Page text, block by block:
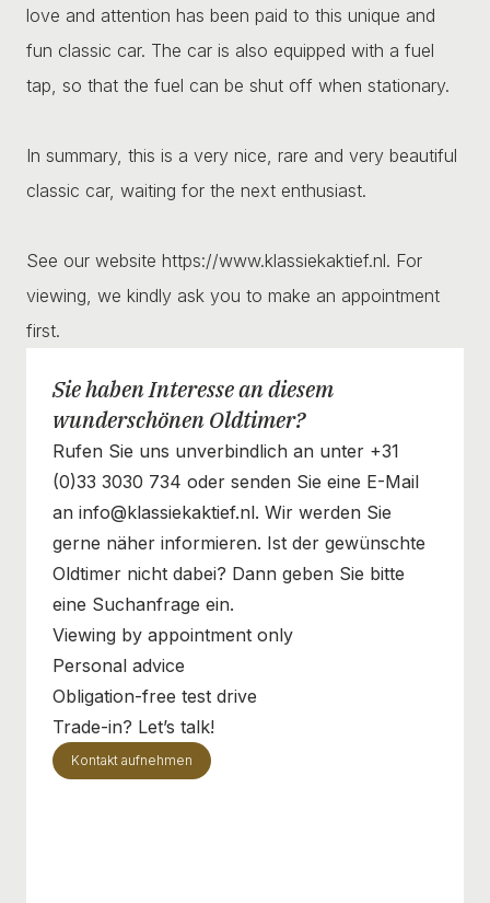
love and attention has been paid to this unique and
fun classic car. The car is also equipped with a fuel
tap, so that the fuel can be shut off when stationary.
In summary, this is a very nice, rare and very beautiful
classic car, waiting for the next enthusiast.
See our website https://www.klassiekaktief.nl. For
viewing, we kindly ask you to make an appointment
first.
Sie haben Interesse an diesem
wunderschönen Oldtimer?
Rufen Sie uns unverbindlich an unter +31
(0)33 3030 734 oder senden Sie eine E-Mail
an info@klassiekaktief.nl. Wir werden Sie
gerne näher informieren. Ist der gewünschte
Oldtimer nicht dabei? Dann geben Sie bitte
eine Suchanfrage ein.
Viewing by appointment only
Personal advice
Obligation-free test drive
Trade-in? Let’s talk!
Kontakt aufnehmen